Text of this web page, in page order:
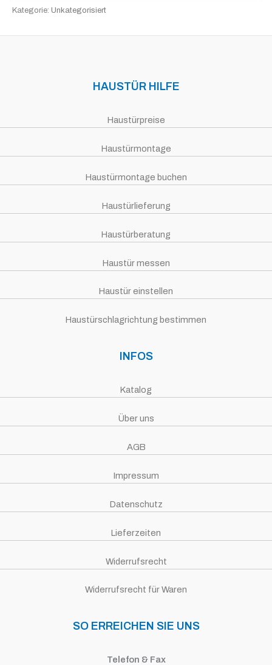
Kategorie: Unkategorisiert
HAUSTÜR HILFE
Haustürpreise
Haustürmontage
Haustürmontage buchen
Haustürlieferung
Haustürberatung
Haustür messen
Haustür einstellen
Haustürschlagrichtung bestimmen
INFOS
Katalog
Über uns
AGB
Impressum
Datenschutz
Lieferzeiten
Widerrufsrecht
Widerrufsrecht für Waren
SO ERREICHEN SIE UNS
Telefon & Fax